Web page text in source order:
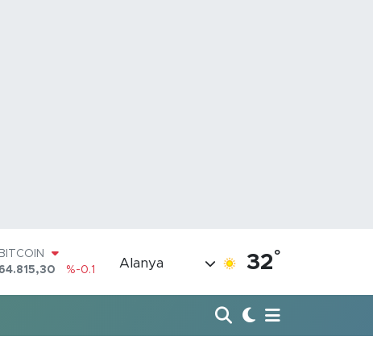
BITCOIN
%-0.1
Alanya 32°